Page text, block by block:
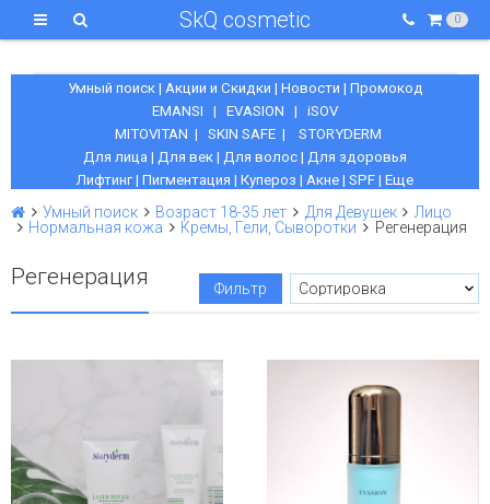
SkQ cosmetic 0
Умный поиск| Акции и Скидки | Новости | Промокод
EMANSI | EVASION | iSOV
MITOVITAN | SKIN SAFE | STORYDERM
Для лица | Для век | Для волос | Для здоровья
Лифтинг| Пигментация | Купероз | Акне | SPF | Еще
Умный поиск Возраст 18-35 лет Для Девушек
Лицо
Нормальная кожа
Кремы, Гели, Сыворотки Регенерация
Регенерация Фильтр